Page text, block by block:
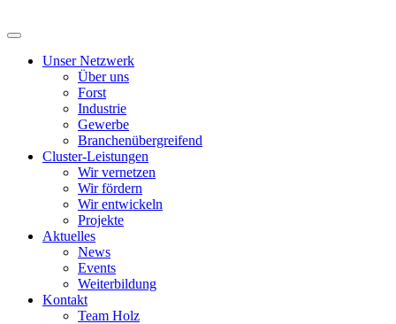
Unser Netzwerk
Über uns
Forst
Industrie
Gewerbe
Branchenübergreifend
Cluster-Leistungen
Wir vernetzen
Wir fördern
Wir entwickeln
Projekte
Aktuelles
News
Events
Weiterbildung
Kontakt
Team Holz